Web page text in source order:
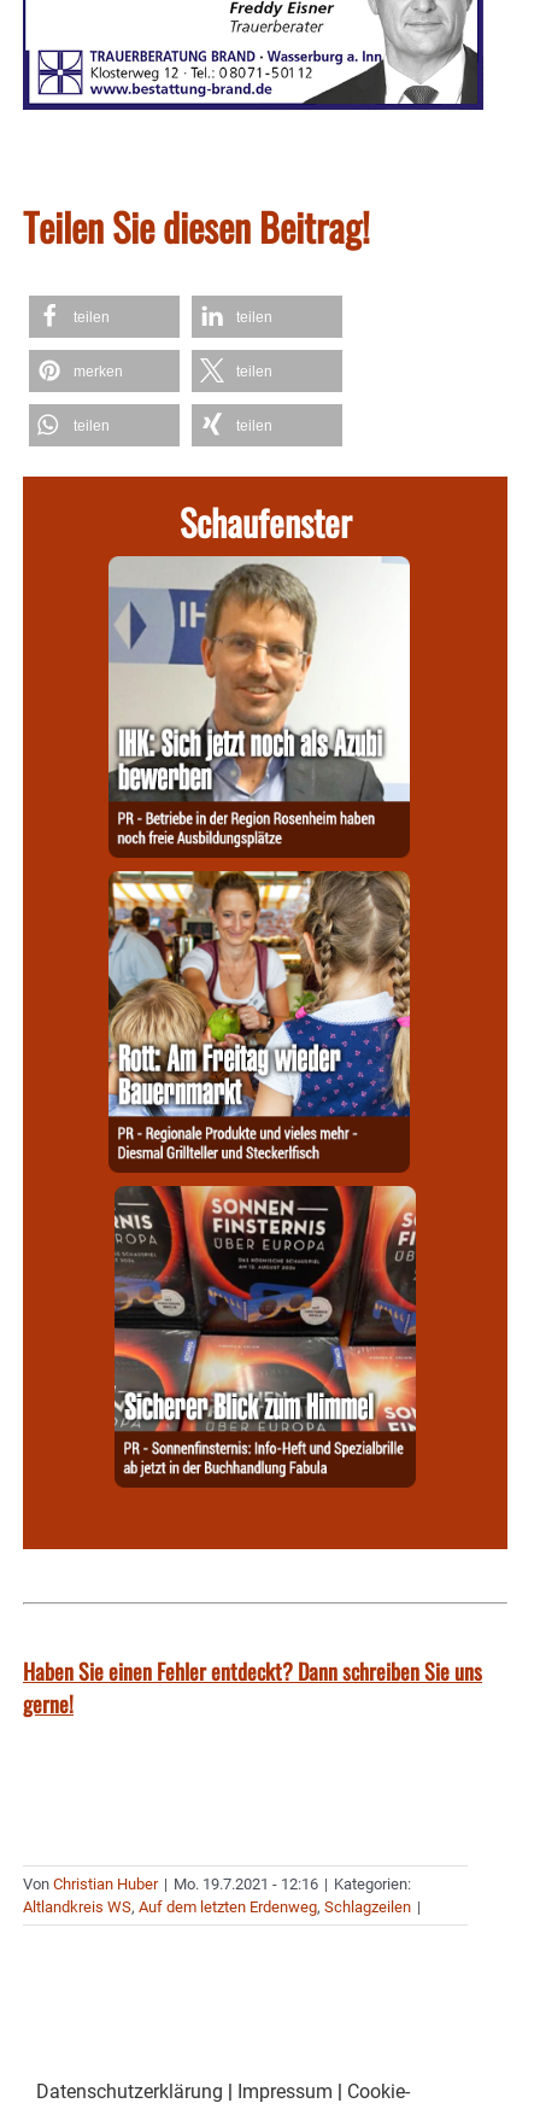
Teilen Sie diesen Beitrag!
teilen teilen
merken teilen
teilen teilen
Schaufenster
Haben Sie einen Fehler entdeckt? Dann schreiben Sie uns
gerne!
Von Christian Huber | Mo. 19.7.2021 - 12:16 | Kategorien:
Altlandkreis WS, Auf dem letzten Erdenweg, Schlagzeilen |
Datenschutzerklärung | Impressum | Cookie-